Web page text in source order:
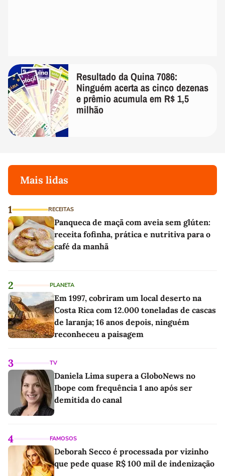
Resultado da Quina 7086:
Ninguém acerta as cinco dezenas
e prêmio acumula em R$ 1,5
milhão
Mais lidas
1 RECEITAS
Panqueca de maçã com aveia sem glúten:
receita fofinha, prática e nutritiva para o
café da manhã
2 PLANETA
Em 1997, cobriram um local deserto na
Costa Rica com 12.000 toneladas de cascas
de laranja; 16 anos depois, ninguém
reconheceu a paisagem
3 TV
Daniela Lima supera a GloboNews no
Ibope com frequência 1 ano após ser
demitida do canal
4 FAMOSOS
Deborah Secco é processada por vizinho
que pede quase R$ 100 mil de indenização